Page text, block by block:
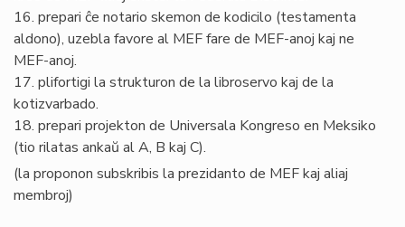
16. prepari ĉe notario skemon de kodicilo (testamenta
aldono), uzebla favore al MEF fare de MEF-anoj kaj ne
MEF-anoj.
17. plifortigi la strukturon de la libroservo kaj de la
kotizvarbado.
18. prepari projekton de Universala Kongreso en Meksiko
(tio rilatas ankaŭ al A, B kaj C).
(la proponon subskribis la prezidanto de MEF kaj aliaj
membroj)